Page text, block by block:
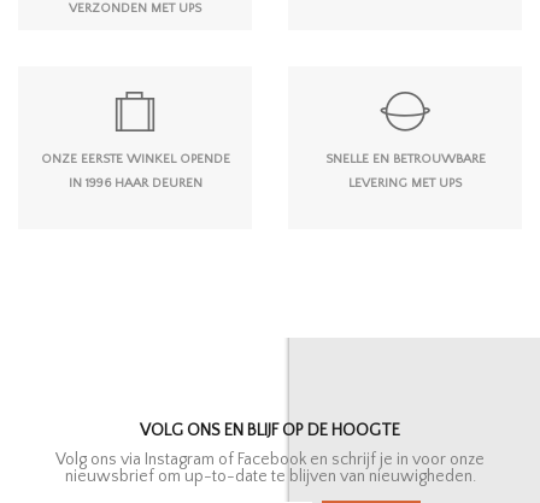
VERZONDEN MET UPS
ONZE EERSTE WINKEL OPENDE
IN 1996 HAAR DEUREN
SNELLE EN BETROUWBARE
LEVERING MET UPS
VOLG ONS EN BLIJF OP DE HOOGTE
Volg ons via Instagram of Facebook en schrijf je in voor onze
nieuwsbrief om up-to-date te blijven van nieuwigheden.